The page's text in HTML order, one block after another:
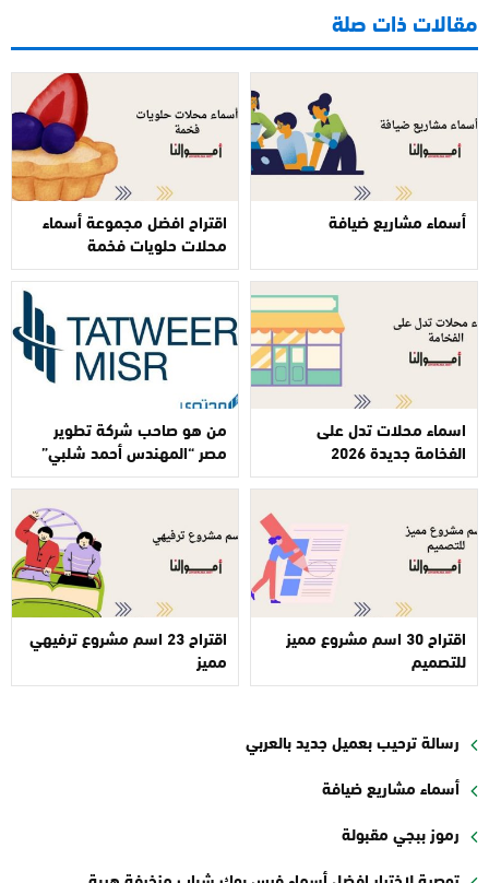
مقالات ذات صلة
أسماء مشاريع ضيافة اقتراح افضل مجموعة أسماء
محلات حلويات فخمة
اسماء محلات تدل على
الفخامة جديدة 2026
من هو صاحب شركة تطوير
مصر “المهندس أحمد شلبي”
اقتراح 30 اسم مشروع مميز
للتصميم
اقتراح 23 اسم مشروع ترفيهي
مميز
رسالة ترحيب بعميل جديد بالعربي
أسماء مشاريع ضيافة
رموز ببجي مقبولة